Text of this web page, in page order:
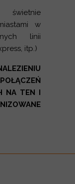
w
linii
itp.)
NA TEN I